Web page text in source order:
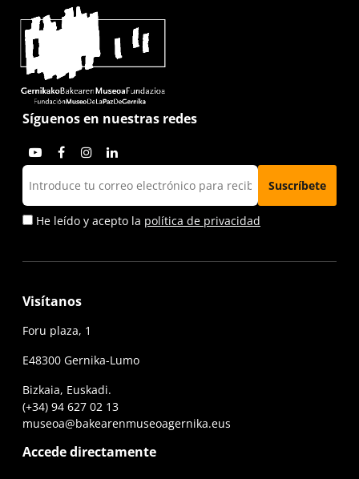
Síguenos en nuestras redes
He leído y acepto la política de privacidad
Visítanos
Foru plaza, 1
E48300 Gernika-Lumo
Bizkaia, Euskadi.
(+34) 94 627 02 13
museoa@bakearenmuseoagernika.eus
Accede directamente